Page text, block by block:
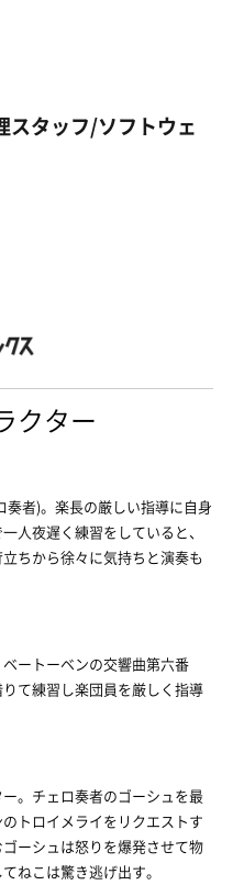
スタッフ/ソフトウェ
クター
者)。楽長の厳しい指導に自身
人夜遅く練習をしていると、
ちから徐々に気持ちと演奏も
ートーベンの交響曲第六番
て練習し楽団員を厳しく指導
。チェロ奏者のゴーシュを最
トロイメライをリクエストす
ーシュは怒りを爆発させて物
ねこは驚き逃げ出す。